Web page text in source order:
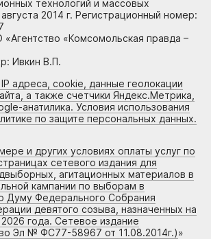
технологий и массовых
2014 г. Регистрационный номер:
«Комсомольская правда –
Ивкин В.П.
адреса, cookie, данные геолокации
а также счетчики Яндекс.Метрика,
анатилика. Условия использования
по защите персональных данных.
и других условиях оплаты услуг по
сетевого издания для
агитационных материалов в
кампании по выборам в
Думу Федерального Собрания
девятого созыва, назначенных на
года. Сетевое издание
Эл № ФС77-58967 от 11.08.2014г.)»